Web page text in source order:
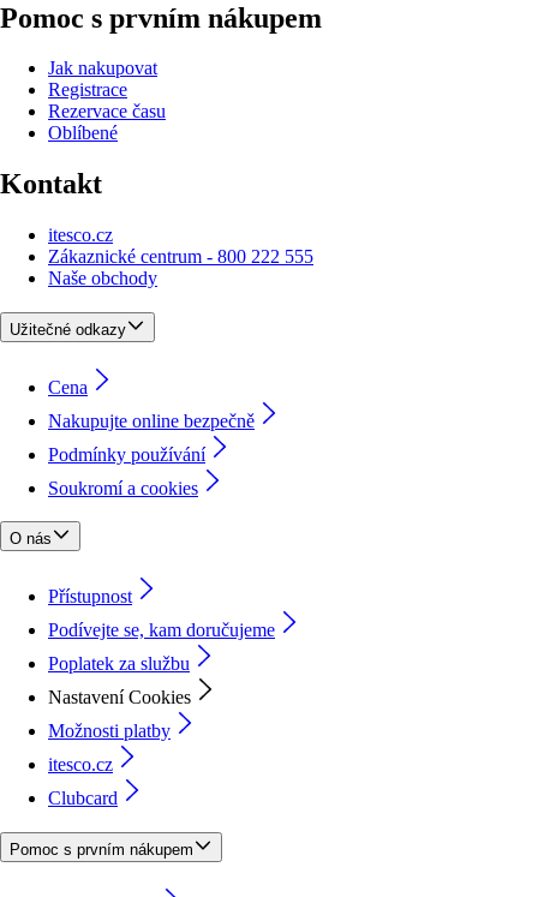
Pomoc s prvním nákupem
Jak nakupovat
Registrace
Rezervace času
Oblíbené
Kontakt
itesco.cz
Zákaznické centrum - 800 222 555
Naše obchody
Užitečné odkazy
Cena
Nakupujte online bezpečně
Podmínky používání
Soukromí a cookies
O nás
Přístupnost
Podívejte se, kam doručujeme
Poplatek za službu
Nastavení Cookies
Možnosti platby
itesco.cz
Clubcard
Pomoc s prvním nákupem